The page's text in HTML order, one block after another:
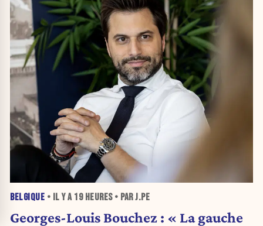
BELGIQUE • IL Y A 19 HEURES• PAR J.PE
Georges-Louis Bouchez : « La gauche